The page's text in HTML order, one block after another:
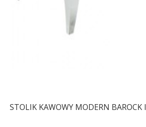
STOLIK KAWOWY MODERN BAROCK I